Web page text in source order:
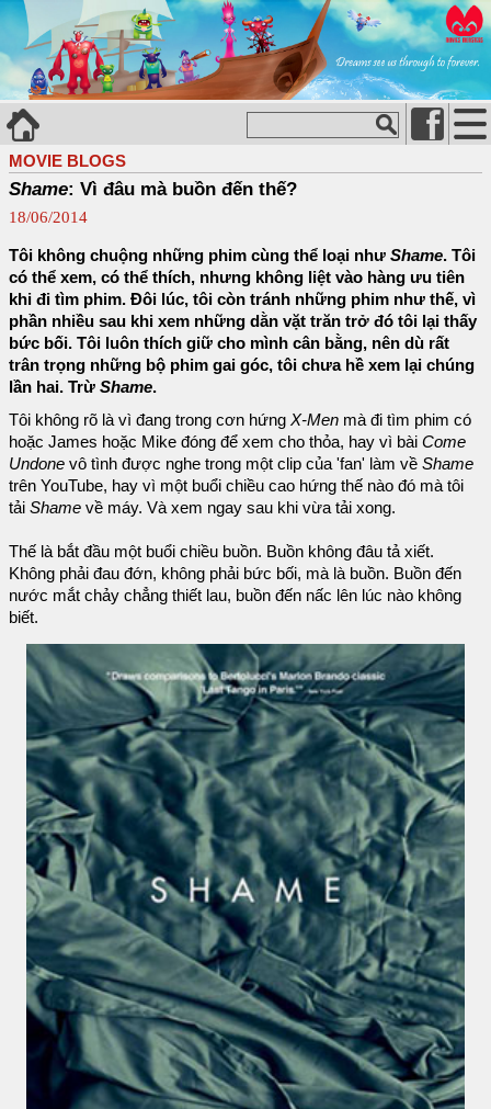
MOVIE BLOGS
Shame: Vì đâu mà buồn đến thế?
18/06/2014
Tôi không chuộng những phim cùng thể loại như Shame. Tôi
có thể xem, có thể thích, nhưng không liệt vào hàng ưu tiên
khi đi tìm phim. Đôi lúc, tôi còn tránh những phim như thế, vì
phần nhiều sau khi xem những dằn vặt trăn trở đó tôi lại thấy
bức bối. Tôi luôn thích giữ cho mình cân bằng, nên dù rất
trân trọng những bộ phim gai góc, tôi chưa hề xem lại chúng
lần hai. Trừ Shame.
Tôi không rõ là vì đang trong cơn hứng X-Men mà đi tìm phim có
hoặc James hoặc Mike đóng để xem cho thỏa, hay vì bài Come
Undone vô tình được nghe trong một clip của 'fan' làm về Shame
trên YouTube, hay vì một buổi chiều cao hứng thế nào đó mà tôi
tải Shame về máy. Và xem ngay sau khi vừa tải xong.
Thế là bắt đầu một buổi chiều buồn. Buồn không đâu tả xiết.
Không phải đau đớn, không phải bức bối, mà là buồn. Buồn đến
nước mắt chảy chẳng thiết lau, buồn đến nấc lên lúc nào không
biết.